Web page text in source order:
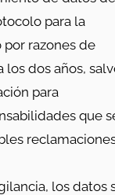
para la
por razones de
los dos años,
para
que
los datos